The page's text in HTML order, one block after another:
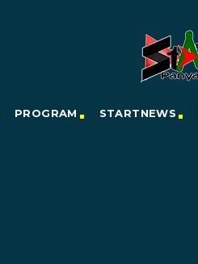
PROGRAM STARTNEWS